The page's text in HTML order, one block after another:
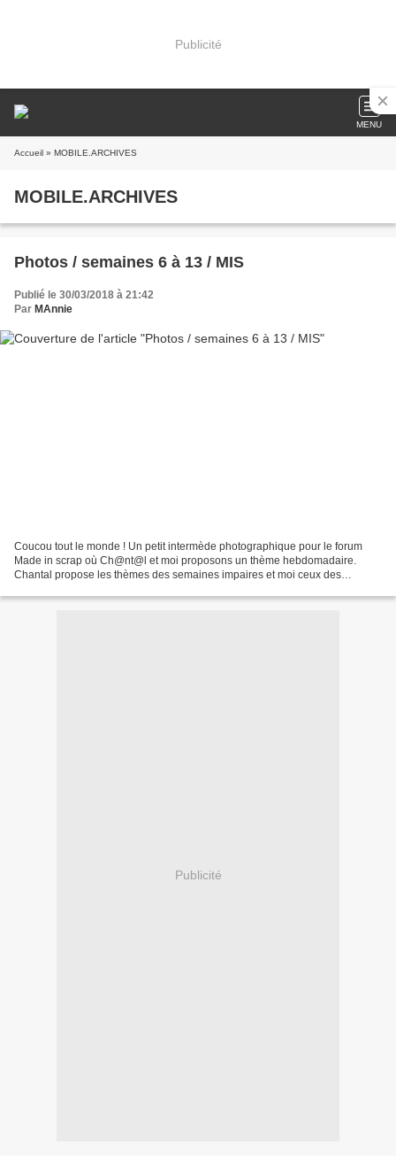
Publicité
MENU
Accueil » MOBILE.ARCHIVES
MOBILE.ARCHIVES
Photos / semaines 6 à 13 / MIS
Publié le 30/03/2018 à 21:42
Par MAnnie
Coucou tout le monde ! Un petit intermède photographique pour le forum
Made in scrap où Ch@nt@l et moi proposons un thème hebdomadaire.
Chantal propose les thèmes des semaines impaires et moi ceux des
Publicité